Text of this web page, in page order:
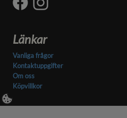
Länkar
Vanliga frågor
Kontaktuppgifter
Om oss
Köpvillkor